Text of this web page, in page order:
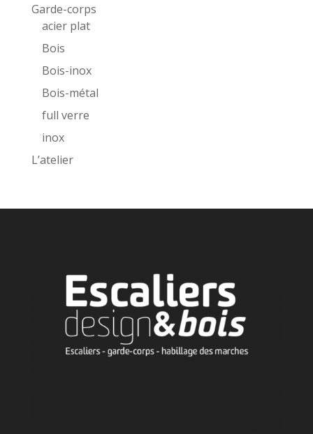
Garde-corps
acier plat
Bois
Bois-inox
Bois-métal
full verre
inox
L’atelier